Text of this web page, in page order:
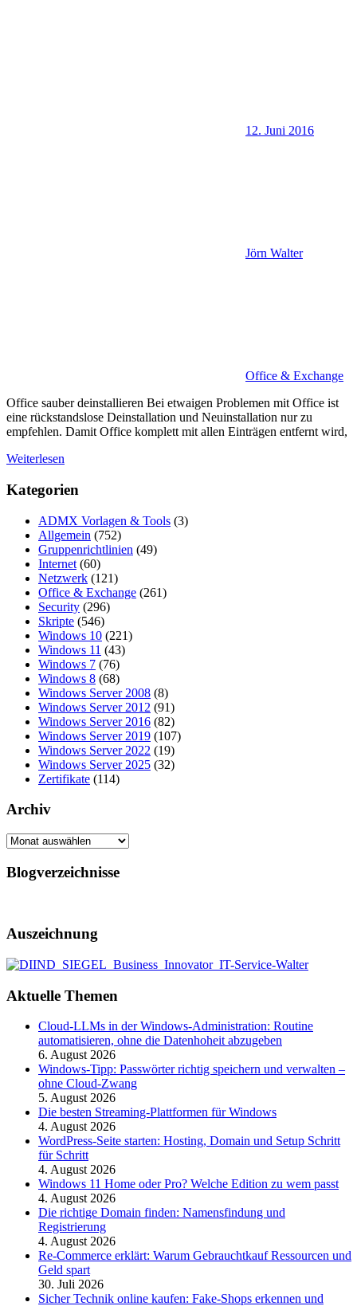
12. Juni 2016
Jörn Walter
Office & Exchange
Office sauber deinstallieren Bei etwaigen Problemen mit Office ist
eine rückstandslose Deinstallation und Neuinstallation nur zu
empfehlen. Damit Office komplett mit allen Einträgen entfernt wird,
Weiterlesen
Kategorien
ADMX Vorlagen & Tools (3)
Allgemein (752)
Gruppenrichtlinien (49)
Internet (60)
Netzwerk (121)
Office & Exchange (261)
Security (296)
Skripte (546)
Windows 10 (221)
Windows 11 (43)
Windows 7 (76)
Windows 8 (68)
Windows Server 2008 (8)
Windows Server 2012 (91)
Windows Server 2016 (82)
Windows Server 2019 (107)
Windows Server 2022 (19)
Windows Server 2025 (32)
Zertifikate (114)
Archiv
Archiv
Blogverzeichnisse
Auszeichnung
Aktuelle Themen
Cloud-LLMs in der Windows-Administration: Routine
automatisieren, ohne die Datenhoheit abzugeben
6. August 2026
Windows-Tipp: Passwörter richtig speichern und verwalten –
ohne Cloud-Zwang
5. August 2026
Die besten Streaming-Plattformen für Windows
4. August 2026
WordPress-Seite starten: Hosting, Domain und Setup Schritt
für Schritt
4. August 2026
Windows 11 Home oder Pro? Welche Edition zu wem passt
4. August 2026
Die richtige Domain finden: Namensfindung und
Registrierung
4. August 2026
Re-Commerce erklärt: Warum Gebrauchtkauf Ressourcen und
Geld spart
30. Juli 2026
Sicher Technik online kaufen: Fake-Shops erkennen und